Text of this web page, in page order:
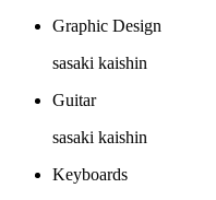
Graphic Design
sasaki kaishin
Guitar
sasaki kaishin
Keyboards